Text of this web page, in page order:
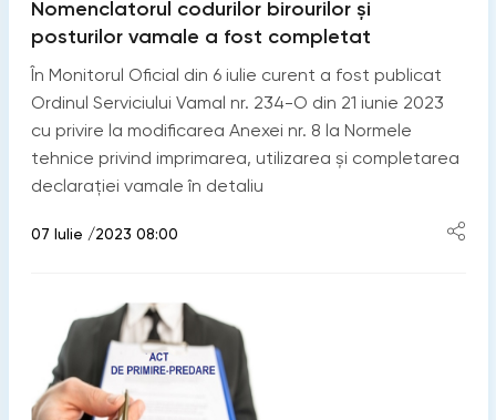
Nomenclatorul codurilor birourilor şi
posturilor vamale a fost completat
În Monitorul Oficial din 6 iulie curent a fost publicat
Ordinul Serviciului Vamal nr. 234-O din 21 iunie 2023
cu privire la modificarea Anexei nr. 8 la Normele
tehnice privind imprimarea, utilizarea şi completarea
declaraţiei vamale în detaliu
07 Iulie /2023 08:00